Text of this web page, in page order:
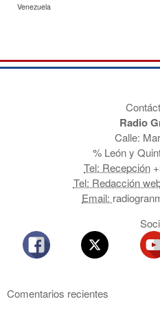
Venezuela
Radio
Calle:
% León y
Tel: Recepción
Tel: Redacción
Email:
Comentarios recientes